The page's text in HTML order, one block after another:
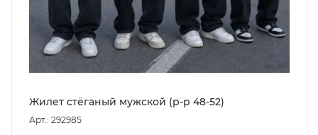
Жилет стёганый мужской (р-р 48-52)
Арт.: 292985